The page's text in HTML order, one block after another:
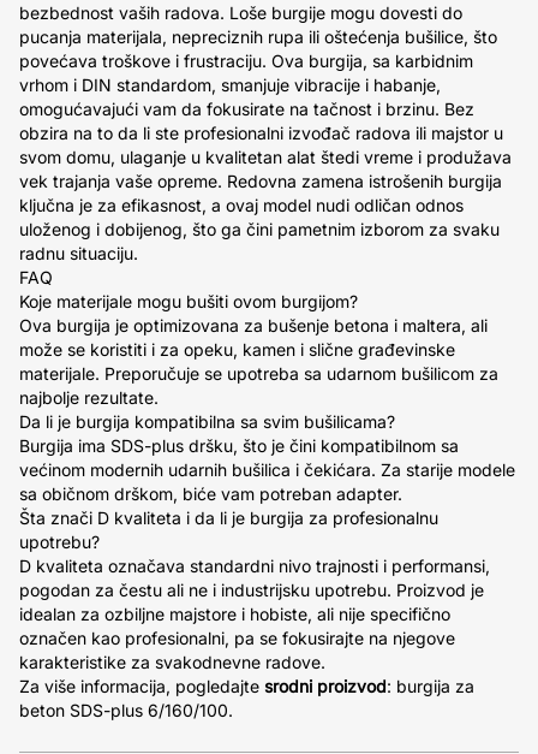
bezbednost vaših radova. Loše burgije mogu dovesti do
pucanja materijala, nepreciznih rupa ili oštećenja bušilice, što
povećava troškove i frustraciju. Ova burgija, sa karbidnim
vrhom i DIN standardom, smanjuje vibracije i habanje,
omogućavajući vam da fokusirate na tačnost i brzinu. Bez
obzira na to da li ste profesionalni izvođač radova ili majstor u
svom domu, ulaganje u kvalitetan alat štedi vreme i produžava
vek trajanja vaše opreme. Redovna zamena istrošenih burgija
ključna je za efikasnost, a ovaj model nudi odličan odnos
uloženog i dobijenog, što ga čini pametnim izborom za svaku
radnu situaciju.
FAQ
Koje materijale mogu bušiti ovom burgijom?
Ova burgija je optimizovana za bušenje betona i maltera, ali
može se koristiti i za opeku, kamen i slične građevinske
materijale. Preporučuje se upotreba sa udarnom bušilicom za
najbolje rezultate.
Da li je burgija kompatibilna sa svim bušilicama?
Burgija ima SDS-plus dršku, što je čini kompatibilnom sa
većinom modernih udarnih bušilica i čekićara. Za starije modele
sa običnom drškom, biće vam potreban adapter.
Šta znači D kvaliteta i da li je burgija za profesionalnu
upotrebu?
D kvaliteta označava standardni nivo trajnosti i performansi,
pogodan za čestu ali ne i industrijsku upotrebu. Proizvod je
idealan za ozbiljne majstore i hobiste, ali nije specifično
označen kao profesionalni, pa se fokusirajte na njegove
karakteristike za svakodnevne radove.
Za više informacija, pogledajte srodni proizvod: burgija za
beton SDS-plus 6/160/100.